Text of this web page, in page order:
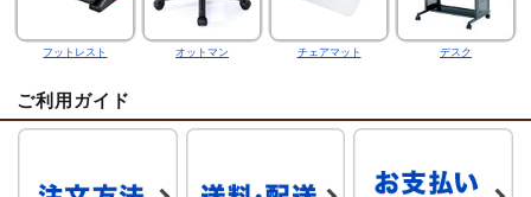
フットレスト オットマン チェアマット デスク
ご利用ガイド